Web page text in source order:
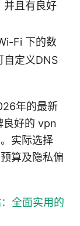
并且有良好
Fi 下的数
自定义DNS
年的最新
良好的 vpn
实际选择
算及隐私偏
全面实用的